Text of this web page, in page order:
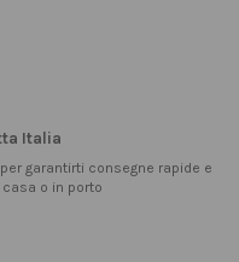
Italia
garantirti consegne rapide e
o in porto